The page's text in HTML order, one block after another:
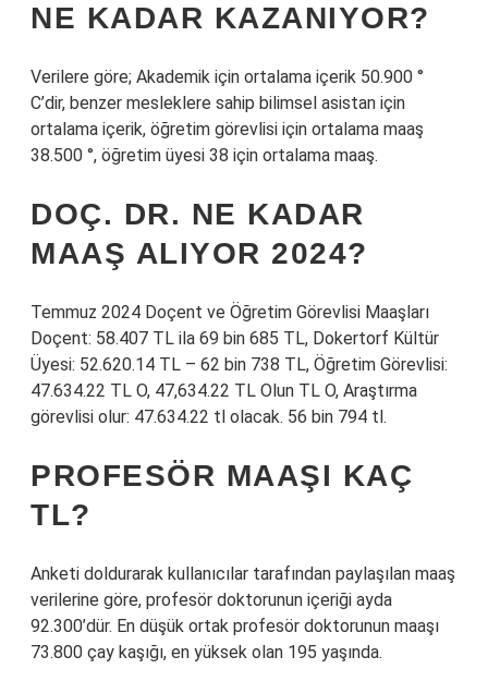
NE KADAR KAZANIYOR?
Verilere göre; Akademik için ortalama içerik 50.900 °
C’dir, benzer mesleklere sahip bilimsel asistan için
ortalama içerik, öğretim görevlisi için ortalama maaş
38.500 °, öğretim üyesi 38 için ortalama maaş.
DOÇ. DR. NE KADAR
MAAŞ ALIYOR 2024?
Temmuz 2024 Doçent ve Öğretim Görevlisi Maaşları
Doçent: 58.407 TL ila 69 bin 685 TL, Dokertorf Kültür
Üyesi: 52.620.14 TL – 62 bin 738 TL, Öğretim Görevlisi:
47.634.22 TL O, 47,634.22 TL Olun TL O, Araştırma
görevlisi olur: 47.634.22 tl olacak. 56 bin 794 tl.
PROFESÖR MAAŞI KAÇ
TL?
Anketi doldurarak kullanıcılar tarafından paylaşılan maaş
verilerine göre, profesör doktorunun içeriği ayda
92.300’dür. En düşük ortak profesör doktorunun maaşı
73.800 çay kaşığı, en yüksek olan 195 yaşında.